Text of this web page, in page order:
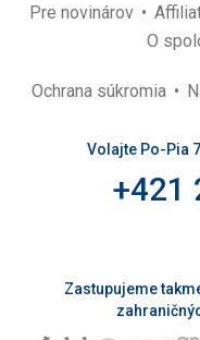
Pre novinárov
O
Ochrana súkromia
Volajte Po-Pia
+421
Zastupujeme